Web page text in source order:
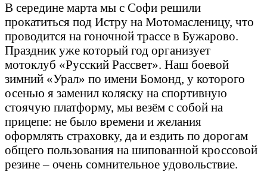
В середине марта мы с Софи решили
прокатиться под Истру на Мотомасленицу, что
проводится на гоночной трассе в Бужарово.
Праздник уже который год организует
мотоклуб «Русский Рассвет». Наш боевой
зимний «Урал» по имени Бомонд, у которого
осенью я заменил коляску на спортивную
стоячую платформу, мы везём с собой на
прицепе: не было времени и желания
оформлять страховку, да и ездить по дорогам
общего пользования на шипованной кроссовой
резине – очень сомнительное удовольствие.